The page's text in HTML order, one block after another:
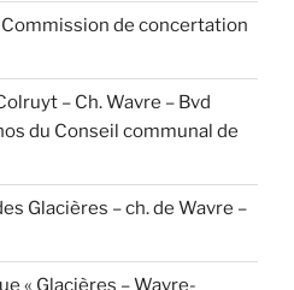
de concertation
– Ch. Wavre – Bvd
du Conseil communal de
Glacières – ch. de Wavre –
« Glacières – Wavre-